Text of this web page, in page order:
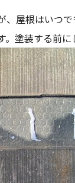
屋根はいつ
塗装する前